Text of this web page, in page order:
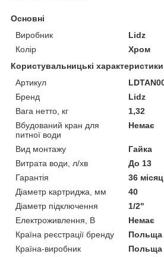
Основні
Виробник
Lidz
Колір
Хром
Користувальницькі характеристики
Артикул
Бренд
Lidz
Вага нетто, кг
1,32
Вбудований кран для
питної води
Немає
Вид монтажу
Гайка
Витрата води, л/хв
До 13
Гарантія
36
Діаметр картриджа, мм
40
Діаметр підключення
1/2"
Електроживлення, В
Немає
Країна реєстрації бренду
Польща
Країна-виробник
Польща